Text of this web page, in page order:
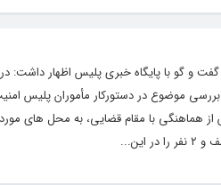
و گو با پایگاه خبری پلیس اظهار
بررسی موضوع در دستورکار مأموران پلیس
هماهنگی با مقام قضایی، به محل های مورد